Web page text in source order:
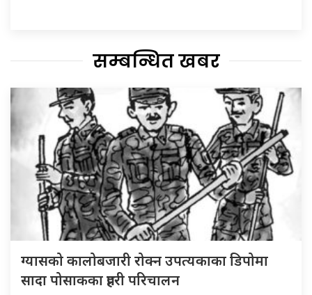
सम्बन्धित खबर
ग्यासको कालोबजारी रोक्न उपत्यकाका डिपोमा
सादा पोसाकका प्रहरी परिचालन